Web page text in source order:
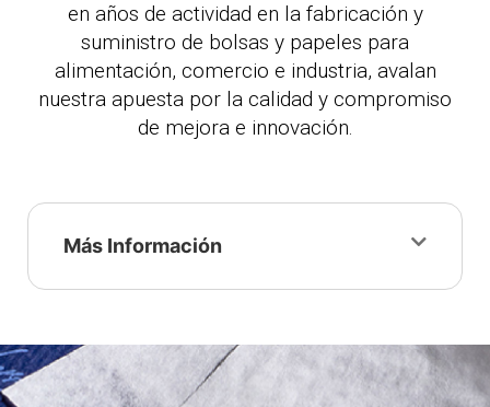
en años de actividad en la fabricación y
suministro de bolsas y papeles para
alimentación, comercio e industria, avalan
nuestra apuesta por la calidad y compromiso
de mejora e innovación.
Más Información